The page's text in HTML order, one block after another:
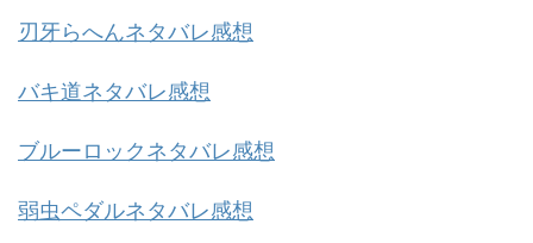
刃牙らへんネタバレ感想
バキ道ネタバレ感想
ブルーロックネタバレ感想
弱虫ペダルネタバレ感想